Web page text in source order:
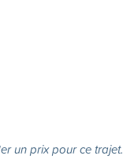
un prix pour ce trajet.